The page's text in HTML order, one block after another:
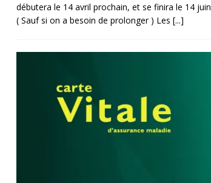
débutera le 14 avril prochain, et se finira le 14 juin
( Sauf si on a besoin de prolonger ) Les [...]